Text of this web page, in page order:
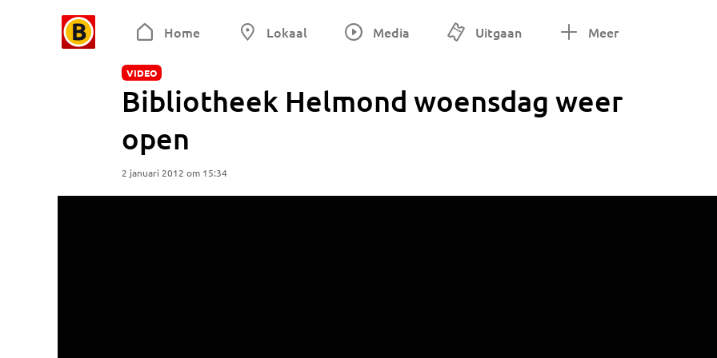
Home Lokaal Media Uitgaan Meer
VIDEO
Bibliotheek Helmond woensdag weer
open
2 januari 2012 om 15:34